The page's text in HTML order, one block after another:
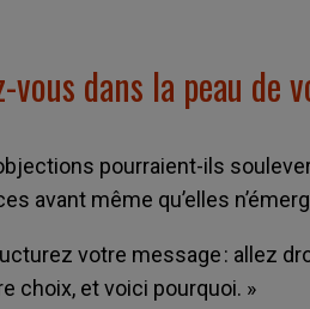
vous dans la peau de
pourraient-ils
avant même qu’elles
votre message : allez
choix, et voici pourquoi. »